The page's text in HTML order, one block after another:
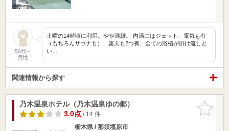
50代～
男性
土曜の14時頃に利用。やや混雑。 内湯にはジェット、電気も有
（もちろんサウナも）、露天も2つ有、全ての浴槽が掛け流しと
い…
関連情報から探す
お気に入
りに追加
乃木温泉ホテル（乃木温泉ゆの郷）
3.0点/ 14 件
栃木県 / 那須塩原市